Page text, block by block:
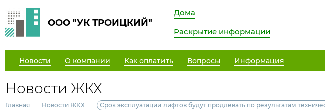
ООО "УК ТРОИЦКИЙ"
Дома
Раскрытие информации
Новости О компании Как оплатить Вопросы Информация
Новости ЖКХ
Главная — Новости ЖКХ — Срок эксплуатации лифтов будут продлевать по результатам